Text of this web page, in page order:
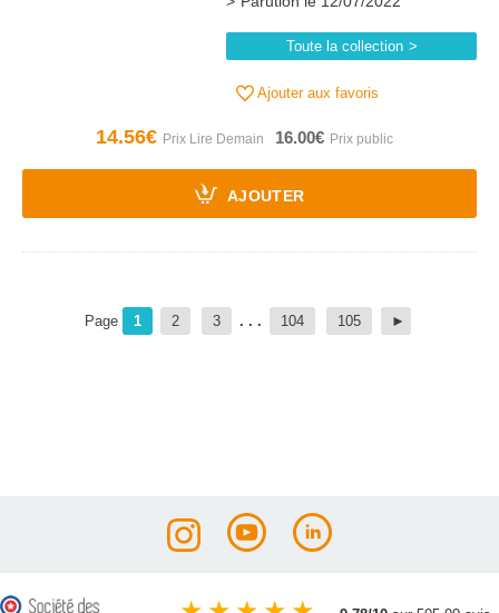
Toute la collection
Ajouter aux favoris
14.56€ 16.00€
AJOUTER
Page 1 2 3 . . . 104 105